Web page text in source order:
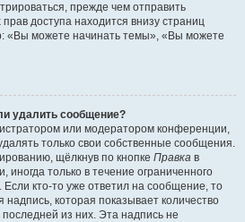
прежде чем отправить
доступа находится внизу страниц
«Вы можете начинать темы», «Вы можете
удалить сообщение?
или модератором конференции,
только свои собственные сообщения.
щёлкнув по кнопке Правка в
только в течение ограниченного
кто-то уже ответил на сообщение, то
которая показывает количество
из них. Эта надпись не